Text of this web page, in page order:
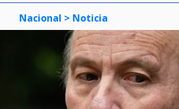
Nacional > Noticia